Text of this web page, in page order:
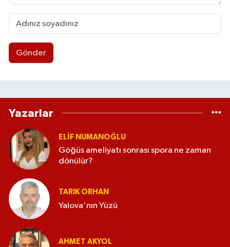
Gönder
Yazarlar
ELİF NUMANOĞLU
Göğüs ameliyatı sonrası spora ne zaman
dönülür?
TARIK ORHAN
Yalova'nın Yüzü
AHMET AKYOL